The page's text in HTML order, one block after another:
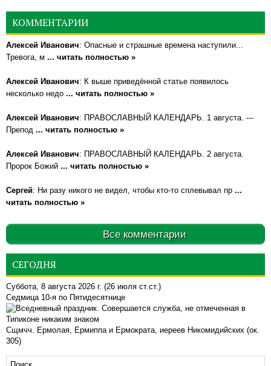
КОММЕНТАРИИ
Алексей Иванович: Опасные и страшные времена наступили...
Тревога, м ... читать полностью »
Алексей Иванович: К выше приведённой статье появилось
несколько недо ... читать полностью »
Алексей Иванович: ПРАВОСЛАВНЫЙ КАЛЕНДАРЬ. 1 августа. ---
Препод ... читать полностью »
Алексей Иванович: ПРАВОСЛАВНЫЙ КАЛЕНДАРЬ. 2 августа.
Пророк Божий ... читать полностью »
Сергей: Ни разу никого не видел, чтобы кто-то сплевывал пр ...
читать полностью »
Все комментарии
СЕГОДНЯ
Суббота, 8 августа 2026 г. (26 июля ст.ст.)
Седмица 10-я по Пятидесятнице
Сщмчч. Ермолая, Ермиппа и Ермократа, иереев Никомидийских (ок.
305)